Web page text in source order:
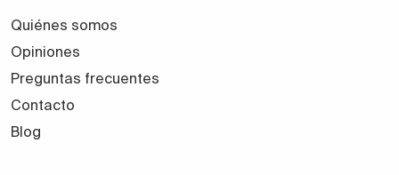
Quiénes somos
Opiniones
Preguntas frecuentes
Contacto
Blog